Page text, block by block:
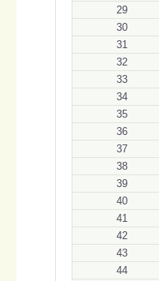
29
30
31
32
33
34
35
36
37
38
39
40
41
42
43
44